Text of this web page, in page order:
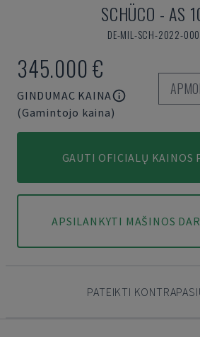
SCHÜCO - AS
DE-MIL-SCH-2022-
345.000 €
GINDUMAC KAINA
(Gamintojo kaina)
GAUTI OFICIALŲ KAINOS
APSILANKYTI MAŠINOS
PATEIKTI